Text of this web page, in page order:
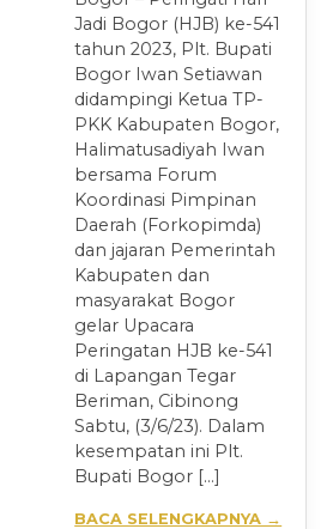
Jadi Bogor (HJB) ke-541
tahun 2023, Plt. Bupati
Bogor Iwan Setiawan
didampingi Ketua TP-
PKK Kabupaten Bogor,
Halimatusadiyah Iwan
bersama Forum
Koordinasi Pimpinan
Daerah (Forkopimda)
dan jajaran Pemerintah
Kabupaten dan
masyarakat Bogor
gelar Upacara
Peringatan HJB ke-541
di Lapangan Tegar
Beriman, Cibinong
Sabtu, (3/6/23). Dalam
kesempatan ini Plt.
Bupati Bogor […]
BACA SELENGKAPNYA →